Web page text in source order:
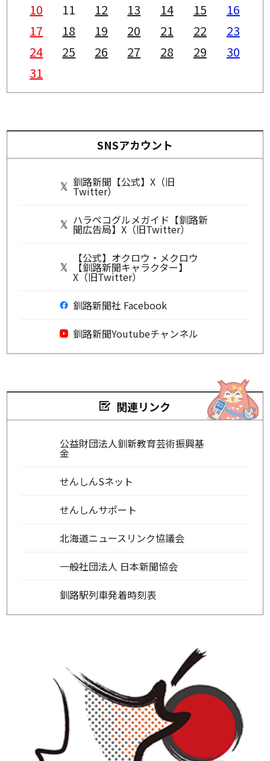
10
11 12 13 14 15
16
17
18 19 20 21 22
23
24
25 26 27 28 29
30
31
SNSアカウント
釧路新聞【公式】X（旧
Twitter）
ハラペコグルメガイド【釧路新
聞広告局】X（旧Twitter）
【公式】オクロウ・メクロウ
【釧路新聞キャラクター】
X（旧Twitter）
釧路新聞社 Facebook
釧路新聞Youtubeチャンネル
関連リンク
公益財団法人釧新教育芸術振興基
金
せんしんSネット
せんしんサポート
北海道ニュースリンク協議会
一般社団法人 日本新聞協会
釧路駅列車発着時刻表